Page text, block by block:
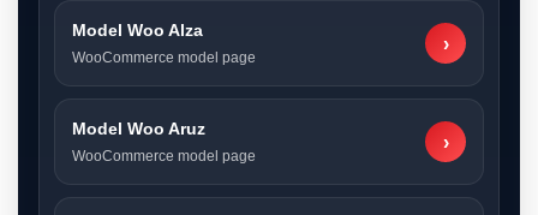
Model Woo Alza
WooCommerce model page
›
Model Woo Aruz
WooCommerce model page
›